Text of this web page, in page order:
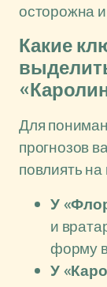
осторожна
Какие
Для
прогнозов
повлиять на
У
и
форму
У